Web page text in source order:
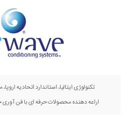
تکنولوژی ایتالیا، استاندارد اتحادیه
اراعه دهنده محصولات حرفه ای با فن آوری